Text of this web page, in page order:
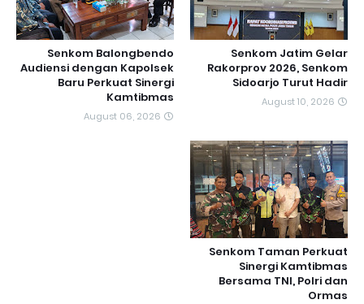
Senkom Jatim Gelar
Rakorprov 2026, Senkom
Sidoarjo Turut Hadir
August 10, 2026
Senkom Balongbendo
Audiensi dengan Kapolsek
Baru Perkuat Sinergi
Kamtibmas
August 06, 2026
Senkom Taman Perkuat
Sinergi Kamtibmas
Bersama TNI, Polri dan
Ormas